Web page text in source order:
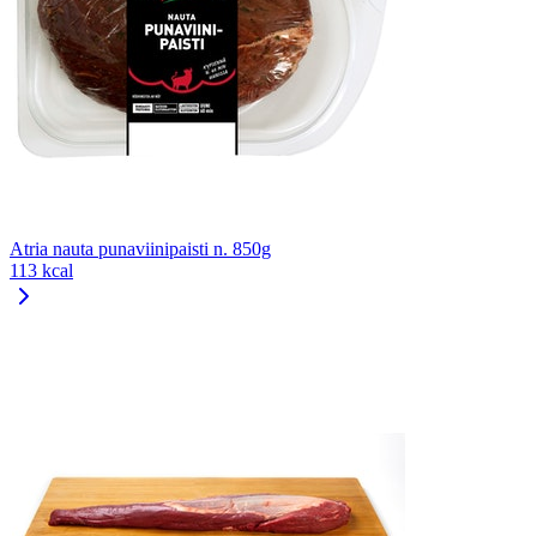
Atria nauta punaviinipaisti n. 850g
113 kcal